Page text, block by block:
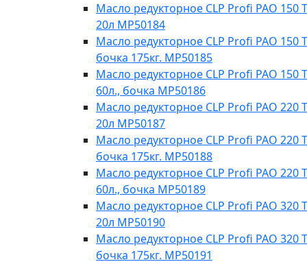
Масло редукторное CLP Profi PAO 150
20л МР50184
Масло редукторное CLP Profi PAO 150
бочка 175кг. МР50185
Масло редукторное CLP Profi PAO 150
60л., бочка МР50186
Масло редукторное CLP Profi PAO 220
20л MP50187
Масло редукторное CLP Profi PAO 220
бочка 175кг. МР50188
Масло редукторное CLP Profi PAO 220
60л., бочка МР50189
Масло редукторное CLP Profi PAO 320
20л МР50190
Масло редукторное CLP Profi PAO 320
бочка 175кг. МР50191